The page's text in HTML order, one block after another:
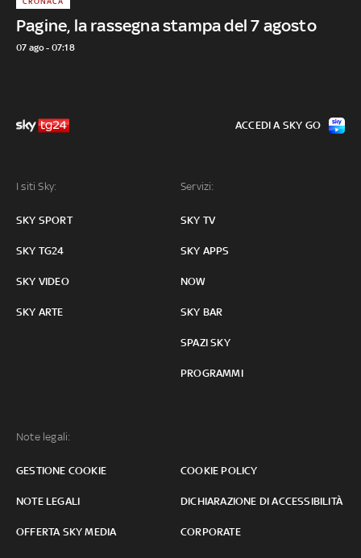
Pagine, la rassegna stampa del 7 agosto
07 ago - 07:18
I siti Sky:
SKY SPORT
SKY TG24
SKY VIDEO
SKY ARTE
Servizi:
SKY TV
SKY APPS
NOW
SKY BAR
SPAZI SKY
PROGRAMMI
Note legali:
GESTIONE COOKIE COOKIE POLICY
NOTE LEGALI DICHIARAZIONE DI ACCESSIBILITÀ
OFFERTA SKY MEDIA CORPORATE
ACCEDI A SKY GO